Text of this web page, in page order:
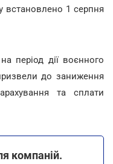
встановлено 1 серпня
період дії воєнного
до заниження
та сплати
компаній.